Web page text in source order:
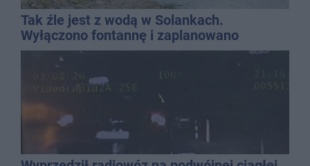
Tak źle jest z wodą w Solankach.
Wyłączono fontannę i zaplanowano
dolewkę